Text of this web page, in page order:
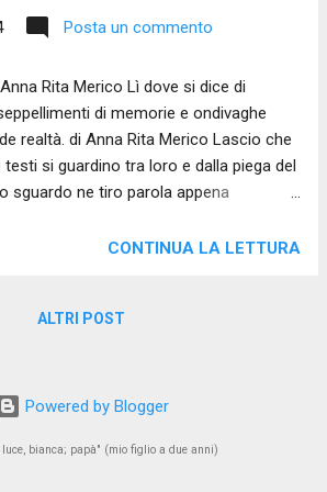
Posta un commento
Rita Merico Lì dove si dice di
di memorie e ondivaghe
realtà. di Anna Rita Merico Lascio che
testi si guardino tra loro e dalla piega del
sguardo ne tiro parola appena
affascina la velocità dei passaggi della
radicali in generazioni di donne e
a noi, non è dato conoscere se non per
de-secretate. E li scorgiamo a narrarsi
CONTINUA LA LETTURA
ALTRI POST
Powered by Blogger
bianca; papà" (mio figlio a due anni)